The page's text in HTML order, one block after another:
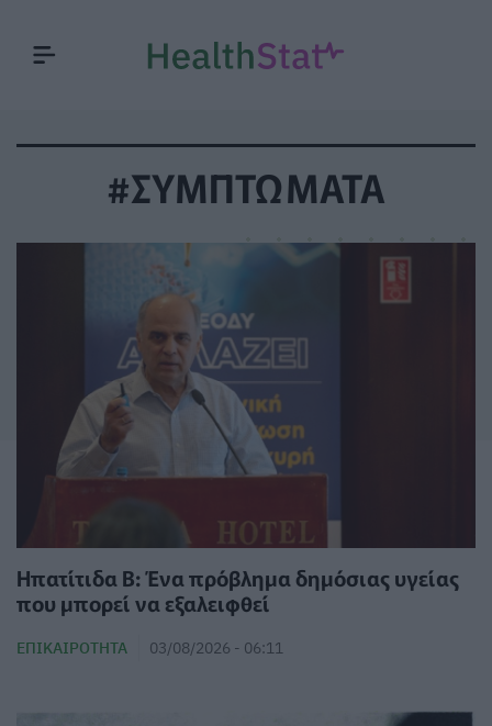
#ΣΥΜΠΤΩΜΑΤΑ
Ηπατίτιδα Β: Ένα πρόβλημα δημόσιας υγείας
που μπορεί να εξαλειφθεί
ΕΠΙΚΑΙΡΌΤΗΤΑ 03/08/2026 - 06:11